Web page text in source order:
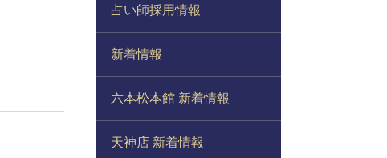
占い師採用情報
新着情報
六本松本館 新着情報
天神店 新着情報